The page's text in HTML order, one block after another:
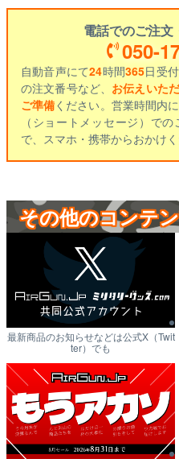
電話でのご注文
050-
自動音声にて24時間365日受
の注文番号など、 お伝えいた
ご準備ください。営業時間内
（ショートメッセージ）で
で、スマホ・携帯からおかけく
その他のコンテ
最新商品のお知らせなどは公式X（Twit
ter）でも